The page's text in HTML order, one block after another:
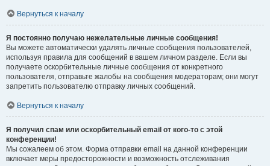
Вернуться к началу
Я постоянно получаю нежелательные личные сообщения!
Вы можете автоматически удалять личные сообщения пользователей,
используя правила для сообщений в вашем личном разделе. Если вы
получаете оскорбительные личные сообщения от конкретного
пользователя, отправьте жалобы на сообщения модераторам; они могут
запретить пользователю отправку личных сообщений.
Вернуться к началу
Я получил спам или оскорбительный email от кого-то с этой
конференции!
Мы сожалеем об этом. Форма отправки email на данной конференции
включает меры предосторожности и возможность отслеживания